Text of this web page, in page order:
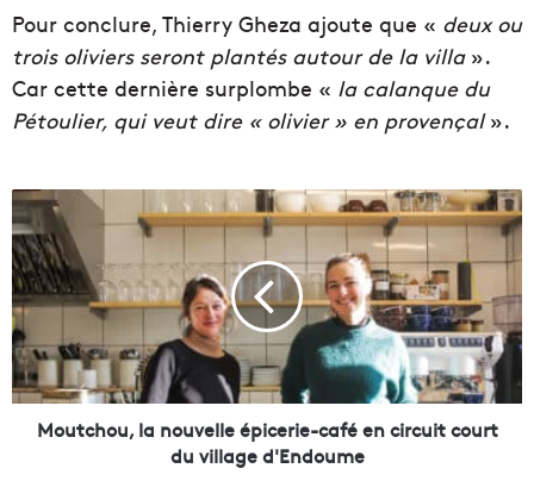
Pour conclure, Thierry Gheza ajoute que « deux ou
trois oliviers seront plantés autour de la villa».
Car cette dernière surplombe « la calanque du
Pétoulier, qui veut dire « olivier » en provençal».
M
o
u
t
c
h
o
u
,
Moutchou, la nouvelle épicerie-café en circuit court
du village d'Endoume